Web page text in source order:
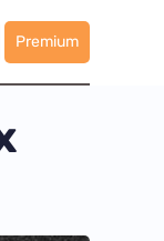
Premium